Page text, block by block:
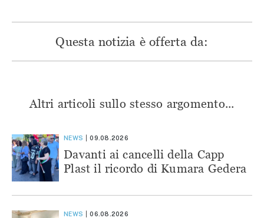
Questa notizia è offerta da:
Altri articoli sullo stesso argomento...
NEWS 09.08.2026
Davanti ai cancelli della Capp
Plast il ricordo di Kumara Gedera
NEWS 06.08.2026